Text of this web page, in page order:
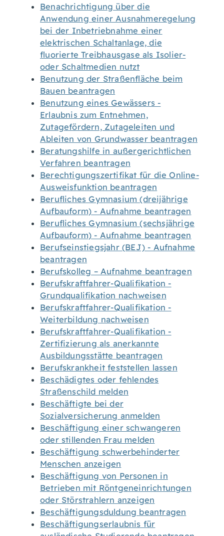
Benachrichtigung über die
Anwendung einer Ausnahmeregelung
bei der Inbetriebnahme einer
elektrischen Schaltanlage, die
fluorierte Treibhausgase als Isolier-
oder Schaltmedien nutzt
Benutzung der Straßenfläche beim
Bauen beantragen
Benutzung eines Gewässers -
Erlaubnis zum Entnehmen,
Zutagefördern, Zutageleiten und
Ableiten von Grundwasser beantragen
Beratungshilfe in außergerichtlichen
Verfahren beantragen
Berechtigungszertifikat für die Online-
Ausweisfunktion beantragen
Berufliches Gymnasium (dreijährige
Aufbauform) - Aufnahme beantragen
Berufliches Gymnasium (sechsjährige
Aufbauform) - Aufnahme beantragen
Berufseinstiegsjahr (BEJ) - Aufnahme
beantragen
Berufskolleg – Aufnahme beantragen
Berufskraftfahrer-Qualifikation -
Grundqualifikation nachweisen
Berufskraftfahrer-Qualifikation -
Weiterbildung nachweisen
Berufskraftfahrer-Qualifikation -
Zertifizierung als anerkannte
Ausbildungsstätte beantragen
Berufskrankheit feststellen lassen
Beschädigtes oder fehlendes
Straßenschild melden
Beschäftigte bei der
Sozialversicherung anmelden
Beschäftigung einer schwangeren
oder stillenden Frau melden
Beschäftigung schwerbehinderter
Menschen anzeigen
Beschäftigung von Personen in
Betrieben mit Röntgeneinrichtungen
oder Störstrahlern anzeigen
Beschäftigungsduldung beantragen
Beschäftigungserlaubnis für